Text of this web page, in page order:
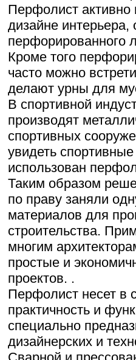
Перфолист активно
дизайне
перфорированного
Кроме того
часто можно
делают урны для
В спортивной
производят
спортивных
увидеть
использован
Таким образом
по праву заняли
материалов для
строительства.
многим
простые и
проектов. .
Перфолист несет в
практичность и
специально
дизайнерских и